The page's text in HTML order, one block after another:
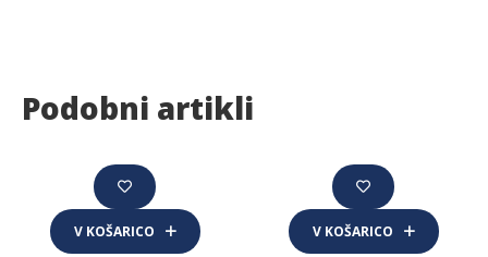
Podobni artikli
V KOŠARICO V KOŠARICO